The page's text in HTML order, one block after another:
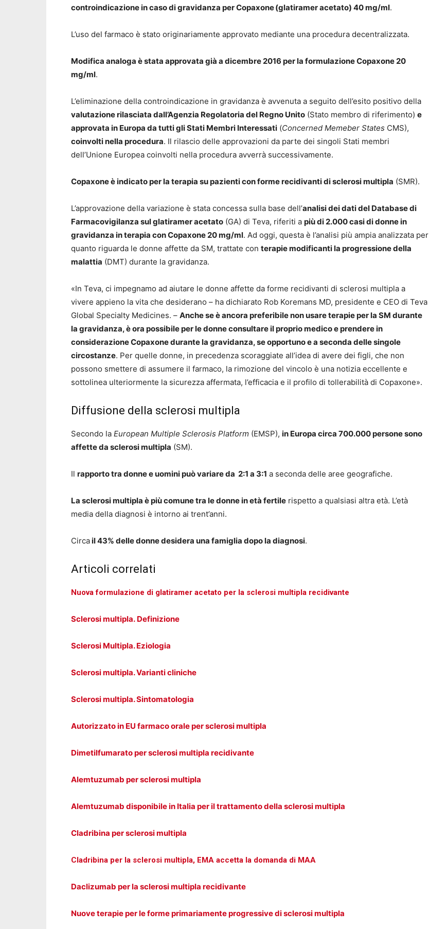
controindicazione in caso di gravidanza per Copaxone(glatiramer acetato) 40 mg/ml.
L’uso del farmaco è stato originariamente approvato mediante una procedura decentralizzata.
Modifica analoga è stata approvata già a dicembre 2016 per la formulazione Copaxone 20
mg/ml.
L’eliminazione della controindicazione in gravidanza è avvenuta a seguito dell’esito positivo della
valutazione rilasciata dall’Agenzia Regolatoria del Regno Unito (Stato membro di riferimento) e
approvata in Europa da tutti gli Stati Membri Interessati (Concerned Memeber States CMS),
coinvolti nella procedura. Il rilascio delle approvazioni da parte dei singoli Stati membri
dell’Unione Europea coinvolti nella procedura avverrà successivamente.
Copaxone è indicato per la terapia su pazienti con forme recidivanti di sclerosi multipla (SMR).
L’approvazione della variazione è stata concessa sulla base dell’analisi dei dati del Database di
Farmacovigilanza sul glatiramer acetato (GA) di Teva, riferiti a più di 2.000 casi di donne in
gravidanza in terapia con Copaxone 20 mg/ml. Ad oggi, questa è l’analisi più ampia analizzata per
quanto riguarda le donne affette da SM, trattate con terapie modificanti la progressione della
malattia (DMT) durante la gravidanza.
«In Teva, ci impegnamo ad aiutare le donne affette da forme recidivanti di sclerosi multipla a
vivere appieno la vita che desiderano – ha dichiarato Rob Koremans MD, presidente e CEO di Teva
Global Specialty Medicines. – Anche se è ancora preferibile non usare terapie per la SM durante
la gravidanza, è ora possibile per le donne consultare il proprio medico e prendere in
considerazione Copaxone durante la gravidanza, se opportuno e a seconda delle singole
circostanze. Per quelle donne, in precedenza scoraggiate all’idea di avere dei figli, che non
possono smettere di assumere il farmaco, la rimozione del vincolo è una notizia eccellente e
sottolinea ulteriormente la sicurezza affermata, l’efficacia e il profilo di tollerabilità di Copaxone».
Diffusione della sclerosi multipla
Secondo la European Multiple Sclerosis Platform (EMSP), in Europa circa 700.000 persone sono
affette da sclerosi multipla (SM).
Il rapporto tra donne e uomini può variare da 2:1 a 3:1 a seconda delle aree geografiche.
La sclerosi multipla è più comune tra le donne in età fertile rispetto a qualsiasi altra età. L’età
media della diagnosi è intorno ai trent’anni.
Circail 43% delle donne desidera una famiglia dopo la diagnosi.
Articoli correlati
Nuova formulazione di glatiramer acetato per la sclerosi multipla recidivante
Sclerosi multipla. Definizione
Sclerosi Multipla. Eziologia
Sclerosi multipla. Varianti cliniche
Sclerosi multipla. Sintomatologia
Autorizzato in EU farmaco orale per sclerosi multipla
Dimetilfumarato per sclerosi multipla recidivante
Alemtuzumab per sclerosi multipla
Alemtuzumab disponibile in Italia per il trattamento della sclerosi multipla
Cladribina per sclerosi multipla
Cladribina per la sclerosi multipla, EMA accetta la domanda di MAA
Daclizumab per la sclerosi multipla recidivante
Nuove terapie per le forme primariamente progressive di sclerosi multipla